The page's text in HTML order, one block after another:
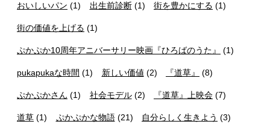
おいしいパン (1) 出生前診断(1) 街を豊かにする (1)
街の価値を上げる (1)
ぷかぷか10周年アニバーサリー映画『ひろばのうた』 (1)
pukapukaな時間 (1) 新しい価値 (2) 『道草』 (8)
ぷかぷかさん (1) 社会モデル(2) 『道草』上映会 (7)
道草 (1) ぷかぷかな物語(21) 自分らしく生きよう (3)